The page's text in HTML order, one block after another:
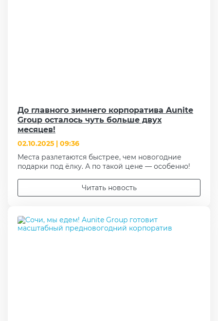
До главного зимнего корпоратива Aunite
Group осталось чуть больше двух
месяцев!
02.10.2025 | 09:36
Места разлетаются быстрее, чем новогодние
подарки под ёлку. А по такой цене — особенно!
Читать новость